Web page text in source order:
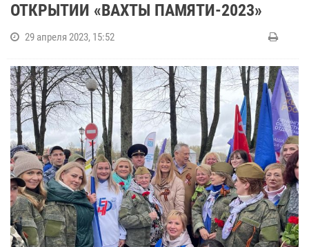
ОТКРЫТИИ «ВАХТЫ ПАМЯТИ-2023»
29 апреля 2023, 15:52